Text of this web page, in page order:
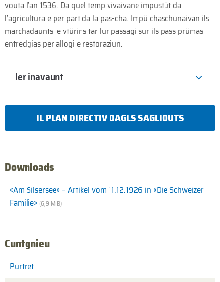
vouta l’an 1536. Da quel temp vivaivane impustüt da
l’agricultura e per part da la pas-cha. Impü chaschunaivan ils
marchadaunts e vtürins tar lur passagi sur ils pass prümas
entredgias per allogi e restoraziun.
ler inavaunt
IL PLAN DIRECTIV DAGLS SAGLIOUTS
Downloads
«Am Silsersee» – Artikel vom 11.12.1926 in «Die Schweizer
Familie» (6,9 MiB)
Cuntgnieu
Purtret